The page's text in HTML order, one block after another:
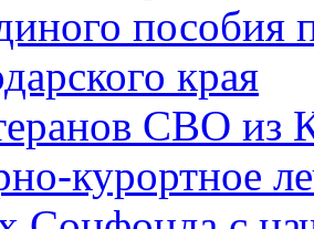
пособия
края
СВО из
курортное